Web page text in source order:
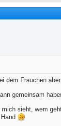
dem Frauchen
gemeinsam
sieht, wem